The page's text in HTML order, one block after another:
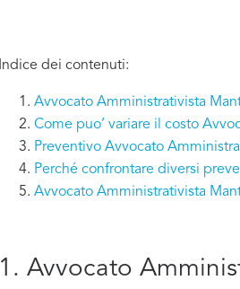
Indice dei contenuti:
Avvocato Amministrativista
Come puo’ variare il costo
Preventivo Avvocato
Perché confrontare diversi
Avvocato Amministrativista
1. Avvocato